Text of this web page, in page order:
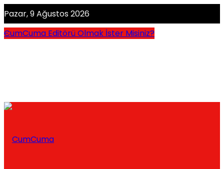
Pazar, 9 Ağustos 2026
CumCuma Editörü Olmak İster Misiniz?